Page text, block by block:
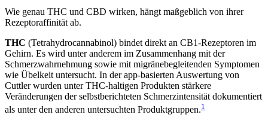
Wie genau THC und CBD wirken, hängt maßgeblich von ihrer
Rezeptoraffinität ab.
THC (Tetrahydrocannabinol) bindet direkt an CB1-Rezeptoren im
Gehirn. Es wird unter anderem im Zusammenhang mit der
Schmerzwahrnehmung sowie mit migränebegleitenden Symptomen
wie Übelkeit untersucht. In der app-basierten Auswertung von
Cuttler wurden unter THC-haltigen Produkten stärkere
Veränderungen der selbstberichteten Schmerzintensität dokumentiert
als unter den anderen untersuchten Produktgruppen.1